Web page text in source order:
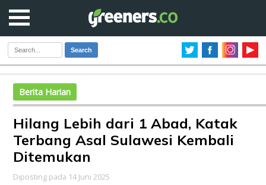
Search
Berita Harian
Hilang Lebih dari 1 Abad, Katak
Terbang Asal Sulawesi Kembali
Ditemukan
Diposting pada 14 Juni 2025